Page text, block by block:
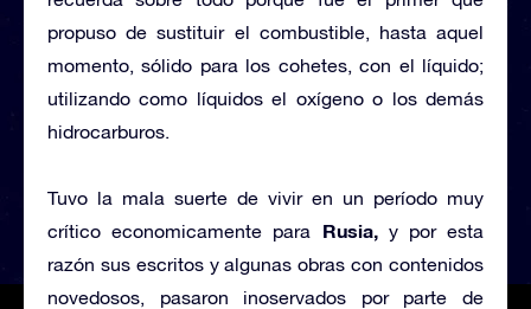
propuso de sustituir el combustible, hasta aquel
momento, sólido para los cohetes, con el líquido;
utilizando como líquidos el oxígeno o los demás
hidrocarburos.
Tuvo la mala suerte de vivir en un período muy
crítico economicamente para Rusia,y por esta
razón sus escritos y algunas obras con contenidos
novedosos, pasaron inoservados por parte de